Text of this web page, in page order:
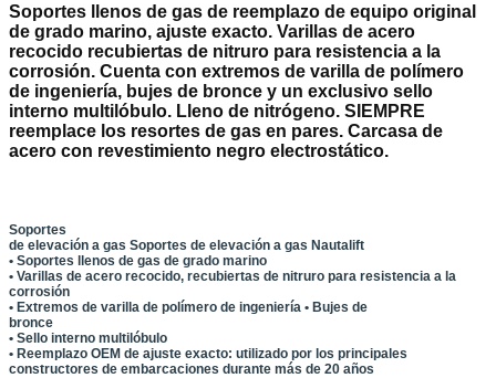
Soportes llenos de gas de reemplazo de equipo original
de grado marino, ajuste exacto. Varillas de acero
recocido recubiertas de nitruro para resistencia a la
corrosión. Cuenta con extremos de varilla de polímero
de ingeniería, bujes de bronce y un exclusivo sello
interno multilóbulo. Lleno de nitrógeno. SIEMPRE
reemplace los resortes de gas en pares. Carcasa de
acero con revestimiento negro electrostático.
Soportes
de elevación a gas Soportes de elevación a gas Nautalift
• Soportes llenos de gas de grado marino
• Varillas de acero recocido, recubiertas de nitruro para resistencia a la
corrosión
• Extremos de varilla de polímero de ingeniería • Bujes de
bronce
• Sello interno multilóbulo
• Reemplazo OEM de ajuste exacto: utilizado por los principales
constructores de embarcaciones durante más de 20 años